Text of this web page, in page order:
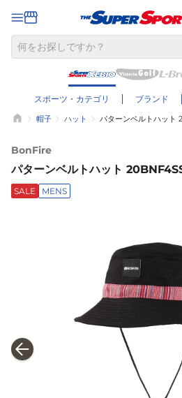
スポーツ・カテゴリ ブランド
帽子 ハット パターンベルトハット
BonFire
パターンベルトハット
SALE MENS